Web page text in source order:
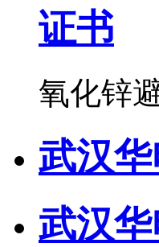
证书
氧化锌
武汉
武汉